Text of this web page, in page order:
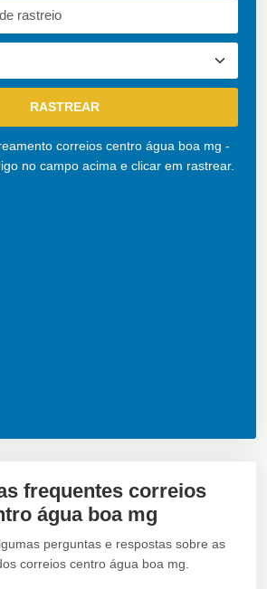
correios centro água boa mg -
no campo acima e clicar em rastrear.
frequentes correios
água boa mg
perguntas e respostas sobre as
correios centro água boa mg.